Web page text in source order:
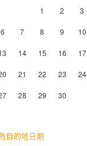
1
2 3
6 7 8 9 10
14 15 16 17
21 22 23 24
28 29 30
目的地日期
空調
層